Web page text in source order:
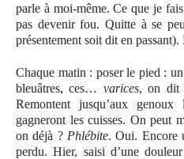
parle à moi-même. Ce que je
pas devenir fou. Quitte à se
présentement soit dit en
Chaque matin : poser le pied :
bleuâtres, ces… varices, on dit
Remontent jusqu’aux
gagneront les cuisses. On peut
on déjà ? Phlébite. Oui. Encore
perdu. Hier, saisi d’une